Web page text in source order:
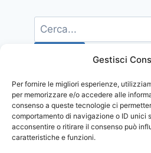
Gestisci
Per fornire le migliori esperienze,
per memorizzare e/o accedere alle
consenso a queste tecnologie ci
comportamento di navigazione o ID unici
acconsentire o ritirare il consenso può
caratteristiche e funzioni.